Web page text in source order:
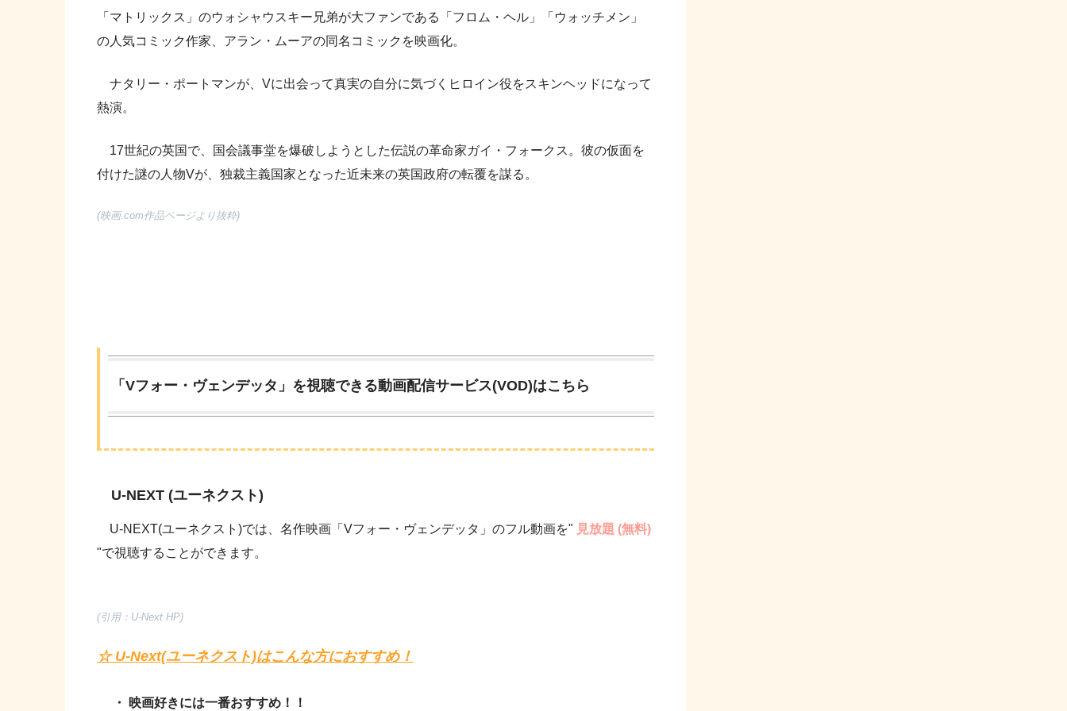
「マトリックス」のウォシャウスキー兄弟が大ファンである「フロム・ヘル」「ウォッチメン」
の人気コミック作家、アラン・ムーアの同名コミックを映画化。
ナタリー・ポートマンが、Vに出会って真実の自分に気づくヒロイン役をスキンヘッドになって
熱演。
17世紀の英国で、国会議事堂を爆破しようとした伝説の革命家ガイ・フォークス。彼の仮面を
付けた謎の人物Vが、独裁主義国家となった近未来の英国政府の転覆を謀る。
(映画.com作品ページより抜粋)
「Vフォー・ヴェンデッタ」を視聴できる動画配信サービス(VOD)はこちら
U-NEXT (ユーネクスト)
U-NEXT(ユーネクスト)では、名作映画「Vフォー・ヴェンデッタ」のフル動画を" 見放題 (無料)
"で視聴することができます。
(引用：U-Next HP)
☆ U-Next(ユーネクスト)はこんな方におすすめ！
・ 映画好きには一番おすすめ！！